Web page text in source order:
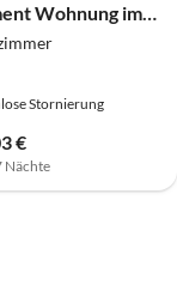
Apartment Wohnung im Bodental nahe Skipisten
Stornierung
€
Nächte